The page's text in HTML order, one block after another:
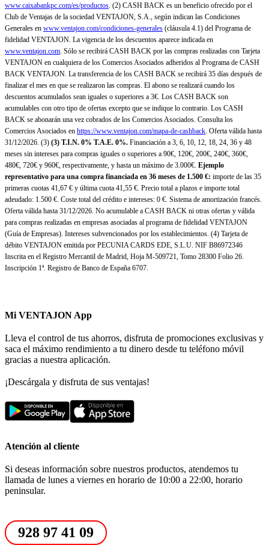
www.caixabankpc.com/es/productos. (2) CASH BACK es un beneficio ofrecido por el
Club de Ventajas de la sociedad VENTAJON, S.A., según indican las Condiciones
Generales en www.ventajon.com/condiciones-generales (cláusula 4.1) del Programa de
fidelidad VENTAJON. La vigencia de los descuentos aparece indicada en
www.ventajon.com. Sólo se recibirá CASH BACK por las compras realizadas con Tarjeta
VENTAJON en cualquiera de los Comercios Asociados adheridos al Programa de CASH
BACK VENTAJON. La transferencia de los CASH BACK se recibirá 35 días después de
finalizar el mes en que se realizaron las compras. El abono se realizará cuando los
descuentos acumulados sean iguales o superiores a 3€. Los CASH BACK son
acumulables con otro tipo de ofertas excepto que se indique lo contrario. Los CASH
BACK se abonarán una vez cobrados de los Comercios Asociados. Consulta los
Comercios Asociados en https://www.ventajon.com/mapa-de-cashback. Oferta válida hasta
31/12/2026. (3) (3) T.I.N. 0% T.A.E. 0%. Financiación a 3, 6, 10, 12, 18, 24, 36 y 48
meses sin intereses para compras iguales o superiores a 90€, 120€, 200€, 240€, 360€,
480€, 720€ y 960€, respectivamente, y hasta un máximo de 3.000€. Ejemplo
representativo para una compra financiada en 36 meses de 1.500 €: importe de las 35
primeras cuotas 41,67 € y última cuota 41,55 €. Precio total a plazos e importe total
adeudado: 1.500 €. Coste total del crédito e intereses: 0 €. Sistema de amortización francés.
Oferta válida hasta 31/12/2026. No acumulable a CASH BACK ni otras ofertas y válida
para compras realizadas en empresas asociadas al programa de fidelidad VENTAJON
(Guía de Empresas). Intereses subvencionados por los establecimientos. (4) Tarjeta de
débito VENTAJON emitida por PECUNIA CARDS EDE, S.L.U. NIF B86972346
Inscrita en el Registro Mercantil de Madrid, Hoja M-509721, Tomo 28300 Folio 26.
Inscripción 1ª. Registro de Banco de España 6707.
Mi VENTAJON App
Lleva el control de tus ahorros, disfruta de promociones exclusivas y
saca el máximo rendimiento a tu dinero desde tu teléfono móvil
gracias a nuestra aplicación.
¡Descárgala y disfruta de sus ventajas!
Atención al cliente
Si deseas información sobre nuestros productos, atendemos tu
llamada de lunes a viernes en horario de 10:00 a 22:00, horario
peninsular.
928 97 41 09